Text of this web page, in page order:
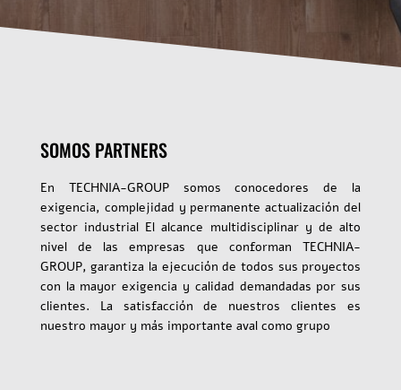
SOMOS PARTNERS
En TECHNIA-GROUP somos conocedores de la
exigencia, complejidad y permanente actualización del
sector industrial El alcance multidisciplinar y de alto
nivel de las empresas que conforman TECHNIA-
GROUP, garantiza la ejecución de todos sus proyectos
con la mayor exigencia y calidad demandadas por sus
clientes. La satisfacción de nuestros clientes es
nuestro mayor y más importante aval como grupo